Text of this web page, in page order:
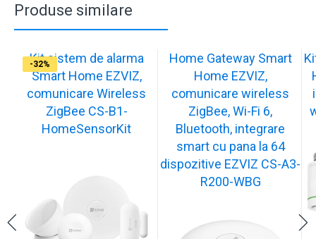
Produse similare
-17%
Kit sistem de alarma
Smart Home EZVIZ,
comunicare Wireless
ZigBee CS-B1-
HomeSensorKit
-17%
Home Gateway Smart
Home EZVIZ,
comunicare wireless
ZigBee, Wi-Fi 6,
Bluetooth, integrare
smart cu pana la 64
dispozitive EZVIZ CS-A3-
R200-WBG
-17%
-17%
-17%
-32%
-32%